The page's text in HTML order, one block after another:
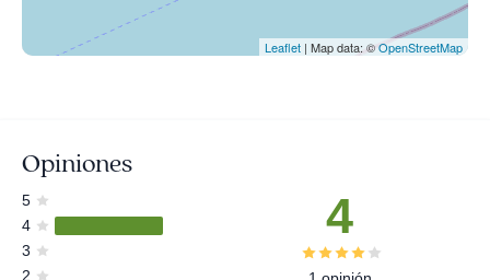
Leaflet | Map data: ©OpenStreetMap
Opiniones
5
4
3
2
4